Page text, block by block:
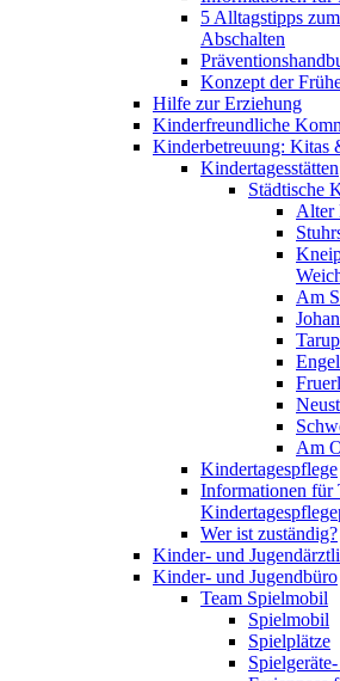
5 Alltagstipps
Abschalten
Konzept der
Hilfe zur Erziehung
Kinderfreundliche
Kinderbetreuung: Kitas
Kindertagesstätten
Städtische
Alter
Am
Tarup
Am
Kindertagespflege
Informationen für
Wer ist zuständig?
Kinder- und
Kinder- und Jugendbüro
Team Spielmobil
Spielmobil
Spielplätze